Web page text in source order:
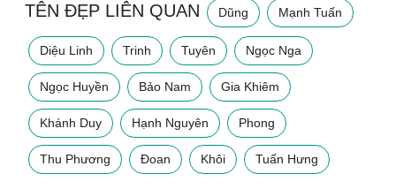
TÊN ĐẸP LIÊN QUAN Dũng Mạnh Tuấn
Diệu Linh Trinh Tuyên Ngọc Nga
Ngọc Huyền Bảo Nam Gia Khiêm
Khánh Duy Hạnh Nguyên Phong
Thu Phương Đoan Khôi Tuấn Hưng